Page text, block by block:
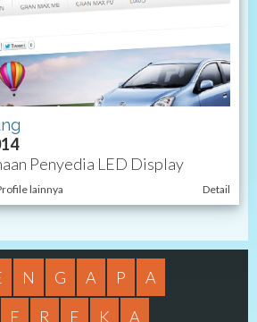
Penyedia LED Display
lainnya Detail
N G A P
A
E R E K
A